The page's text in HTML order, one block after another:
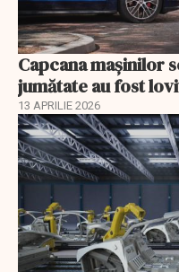
Capcana mașinilor
jumătate au fost
13 APRILIE 2026